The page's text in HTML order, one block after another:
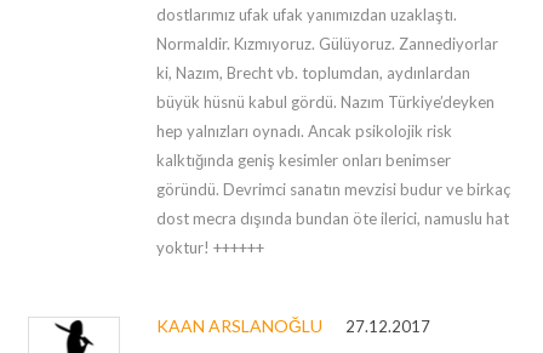
dostlarımız ufak ufak yanımızdan uzaklaştı.
Normaldir. Kızmıyoruz. Gülüyoruz. Zannediyorlar
ki, Nazım, Brecht vb. toplumdan, aydınlardan
büyük hüsnü kabul gördü. Nazım Türkiye’deyken
hep yalnızları oynadı. Ancak psikolojik risk
kalktığında geniş kesimler onları benimser
göründü. Devrimci sanatın mevzisi budur ve birkaç
dost mecra dışında bundan öte ilerici, namuslu hat
yoktur! ++++++
KAAN ARSLANOĞLU
27.12.2017